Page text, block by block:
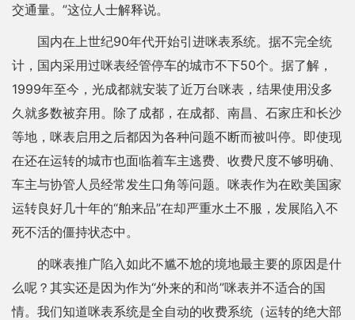
交通量。”这位人士解释说。
国内在上世纪90年代开始引进咪表系统。据不完全统
计，国内采用过咪表经管停车的城市不下50个。据了解，
1999年至今，光成都就安装了近万台咪表，结果使用没多
久就多数被弃用。除了成都，在成都、南昌、石家庄和长沙
等地，咪表启用之后都因为各种问题不断而被叫停。即使现
在还在运转的城市也面临着车主逃费、收费尺度不够明确、
车主与协管人员经常发生口角等问题。咪表作为在欧美国家
运转良好几十年的“舶来品”在却严重水土不服，发展陷入不
死不活的僵持状态中。
的咪表推广陷入如此不尴不尬的境地最主要的原因是什
么呢？其实还是因为作为“外来的和尚”咪表并不适合的国
情。我们知道咪表系统是全自动的收费系统（运转的绝大部